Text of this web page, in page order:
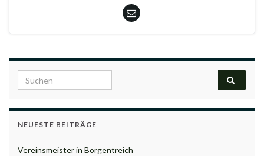
Search for:
NEUESTE BEITRÄGE
Vereinsmeister in Borgentreich